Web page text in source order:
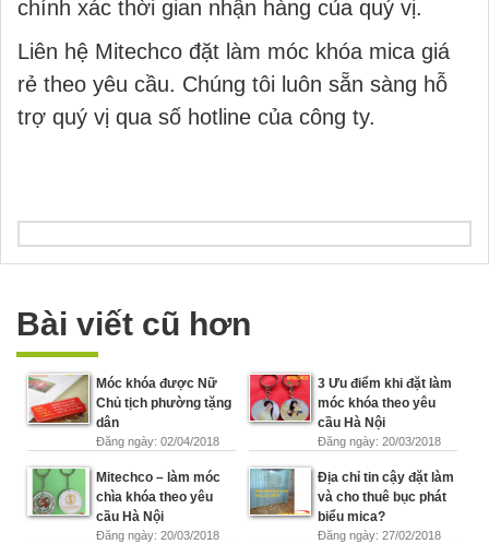
chính xác thời gian nhận hàng của quý vị.
Liên hệ Mitechco đặt làm móc khóa mica giá
rẻ theo yêu cầu. Chúng tôi luôn sẵn sàng hỗ
trợ quý vị qua số hotline của công ty.
Bài viết cũ hơn
Móc khóa được Nữ
Chủ tịch phường tặng
dân
Đăng ngày: 02/04/2018
3 Ưu điểm khi đặt làm
móc khóa theo yêu
cầu Hà Nội
Đăng ngày: 20/03/2018
Mitechco – làm móc
chìa khóa theo yêu
cầu Hà Nội
Đăng ngày: 20/03/2018
Địa chỉ tin cậy đặt làm
và cho thuê bục phát
biểu mica?
Đăng ngày: 27/02/2018